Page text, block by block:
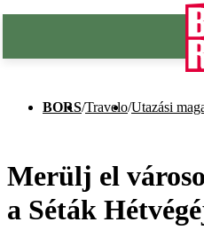
BORS/Travelo/Utazási
Merülj el
a Séták